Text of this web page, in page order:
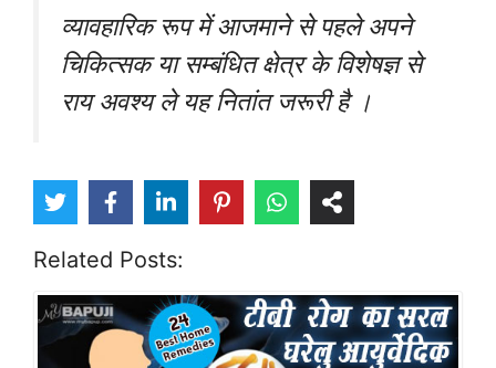
व्यावहारिक रूप में आजमाने से पहले अपने
चिकित्सक या सम्बंधित क्षेत्र के विशेषज्ञ से
राय अवश्य ले यह नितांत जरूरी है ।
Related Posts: